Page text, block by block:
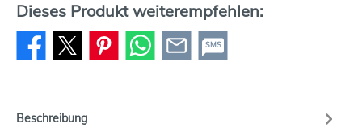
Dieses Produkt weiterempfehlen:
SMS
Beschreibung